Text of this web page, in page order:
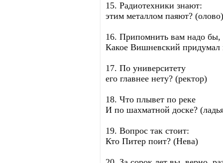
15. Радиотехники знают:
этим металлом паяют? (олово)
16. Припомнить вам надо бы,
Какое Вишневский придумал
17. По университету
его главнее нету? (ректор)
18. Что плывет по реке
И по шахматной доске?
19. Вопрос так стоит:
Кто Питер поит? (Нева)